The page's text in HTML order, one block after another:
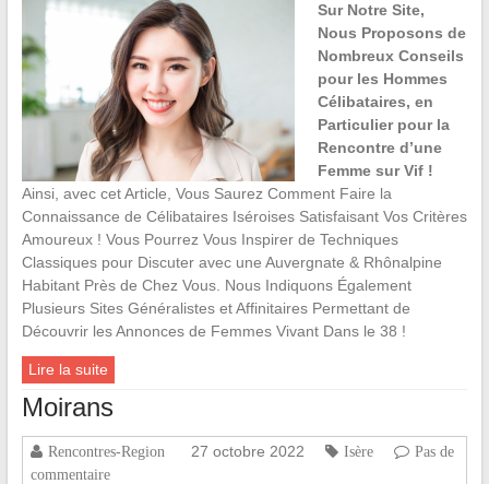
Sur Notre Site,
Nous Proposons de
Nombreux Conseils
pour les Hommes
Célibataires, en
Particulier pour la
Rencontre d’une
Femme sur Vif !
Ainsi, avec cet Article, Vous Saurez Comment Faire la
Connaissance de Célibataires Iséroises Satisfaisant Vos Critères
Amoureux ! Vous Pourrez Vous Inspirer de Techniques
Classiques pour Discuter avec une Auvergnate & Rhônalpine
Habitant Près de Chez Vous. Nous Indiquons Également
Plusieurs Sites Généralistes et Affinitaires Permettant de
Découvrir les Annonces de Femmes Vivant Dans le 38 !
Lire la suite
Moirans
Rencontres-Region 27 octobre 2022 Isère
Pas de
commentaire